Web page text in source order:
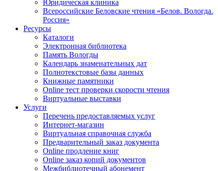
Юридическая клиника
Всероссийские Беловские чтения «Белов. Вологда.
Россия»
Ресурсы
Каталоги
Электронная библиотека
Память Вологды
Календарь знаменательных дат
Полнотекстовые базы данных
Книжные памятники
Online тест проверки скорости чтения
Виртуальные выставки
Услуги
Перечень предоставляемых услуг
Интернет-магазин
Виртуальная справочная служба
Предварительный заказ документа
Online продление книг
Online заказ копий документов
Межбиблиотечный абонемент